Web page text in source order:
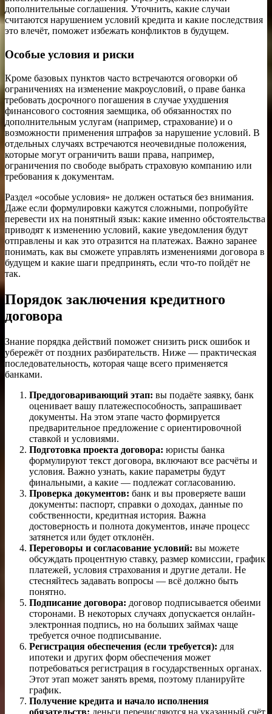
дополнительные соглашения. Уточнить, какие случаи
считаются нарушением условий кредита и какие последствия
это влечёт, поможет избежать конфликтов в будущем.
Особые условия и риски
Кроме базовых пунктов часто встречаются оговорки об
ограничениях на изменение макроусловий, о праве банка
требовать досрочного погашения в случае ухудшения
финансового состояния заемщика, об обязанностях по
дополнительным услугам (например, страхование) и о
возможности применения штрафов за нарушение условий. В
отдельных случаях встречаются неочевидные положения,
которые могут ограничить ваши права, например,
ограничения по свободе выбрать страховую компанию или
требования к документам.
Раздел «особые условия» не должен остаться без внимания.
Даже если формулировки кажутся сложными, попробуйте
перевести их на понятный язык: какие именно обстоятельства
приводят к изменению условий, какие уведомления будут
отправлены и как это отразится на платежах. Важно заранее
понимать, как вы сможете управлять изменениями договора в
будущем и какие шаги предпринять, если что-то пойдёт не
так.
Порядок заключения кредитного
договора
Знание порядка действий поможет снизить риск ошибок и
убережёт от поздних разбирательств. Ниже — практическая
последовательность, которая чаще всего применяется
банками.
Преддоговаривающий этап: вы подаёте заявку, банк
оценивает вашу платежеспособность, запрашивает
документы. На этом этапе часто формируется
предварительное предложение с ориентировочной
ставкой и условиями.
Подготовка проекта договора: юристы банка
формулируют текст договора, включают все расчёты и
условия. Важно узнать, какие параметры будут
финальными, а какие — подлежат согласованию.
Проверка документов: банк и вы проверяете ваши
документы: паспорт, справки о доходах, данные по
собственности, кредитная история. Важна
достоверность и полнота документов, иначе процесс
затянется или будет отклонён.
Переговоры и согласование условий: вы можете
обсуждать процентную ставку, размер комиссии, график
платежей, условия страхования и другие детали. Не
стесняйтесь задавать вопросы — всё должно быть
понятно.
Подписание договора: договор подписывается обеими
сторонами. В некоторых случаях допускается онлайн-
электронная подпись, но на больших займах чаще
требуется очное подписывание.
Регистрация обеспечения (если требуется): для
ипотеки и других форм обеспечения может
потребоваться регистрация в государственных органах.
Этот этап может занять время, поэтому планируйте
график.
Получение кредита и начало исполнения
обязательств: деньги перечисляются на указанный счёт,